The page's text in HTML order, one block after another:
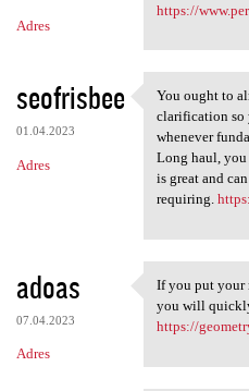
Adres
https://
seofrisbee
01.04.2023
Adres
You ought
You ought to
clarification so
whenever
Long haul,
is great and
requiring.
adoas
07.04.2023
Adres
If you put
If you put your
you will
https://